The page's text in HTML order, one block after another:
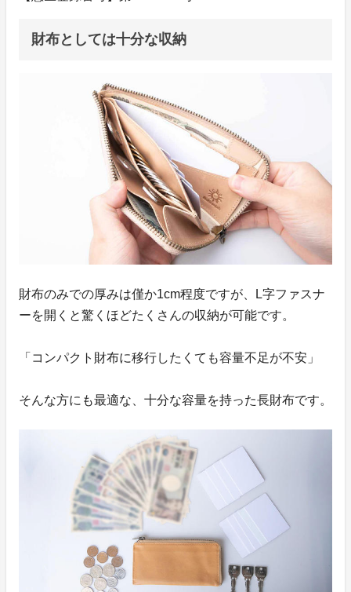
財布としては十分な収納
財布のみでの厚みは僅か1cm程度ですが、L字ファスナ
ーを開くと驚くほどたくさんの収納が可能です。
「コンパクト財布に移行したくても容量不足が不安」
そんな方にも最適な、十分な容量を持った長財布です。